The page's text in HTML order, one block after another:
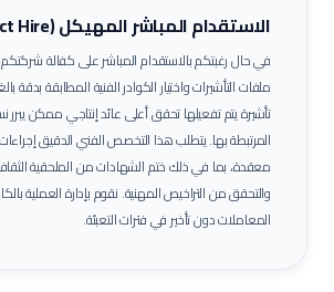
الاستقدام المباشر المهيكل (Direct Hire)
في حال رغبتكم بالاستقدام المباشر على كفالة
ملفات التأشيرات واختيار الكوادر الفنية المطابقة
تأشيرة يتم تفعيلها تحقق أعلى عائد إنتاجي ممكن يبرر
المرتبطة بها.يتطلب هذا التخصص الفني الدقيق
معقدة، بما في ذلك ختم الشهادات من الملحقية
والتحقق من التراخيص المهنية. نقوم بإدارة العملية
المعاملات دون تأخير في فترات التعبئة.